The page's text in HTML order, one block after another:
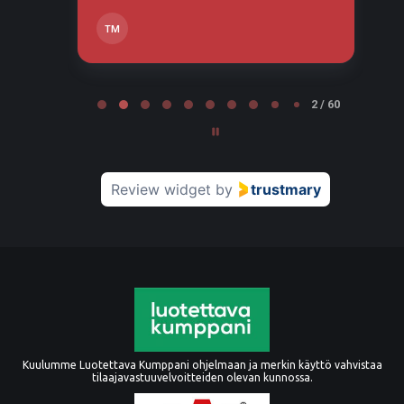
TM
2 / 60
Review widget by trustmary
Kuulumme Luotettava Kumppani ohjelmaan ja merkin käyttö vahvistaa
tilaajavastuuvelvoitteiden olevan kunnossa.